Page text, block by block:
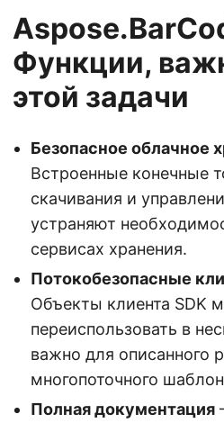
Функции,
этой задачи
Безопасное облачное
Встроенные конечные
скачивания и
устраняют
сервисах хранения.
Потокобезопасные
Объекты клиента SDK
переиспользовать в
важно для описанного
многопоточного
Полная документация